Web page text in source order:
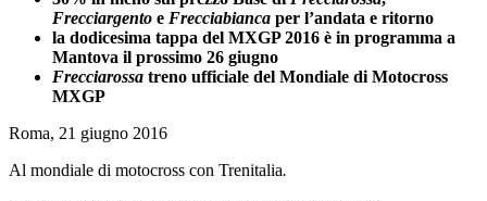
Frecciargento e Frecciabianca per l’andata e ritorno
la dodicesima tappa del MXGP 2016 è in programma a
Mantova il prossimo 26 giugno
Frecciarossa treno ufficiale del Mondiale di Motocross
MXGP
Roma, 21 giugno 2016
Al mondiale di motocross con Trenitalia.